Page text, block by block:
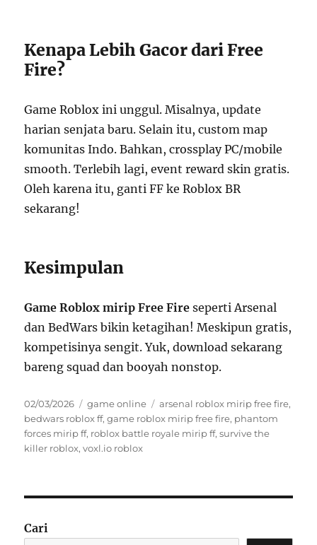
Kenapa Lebih Gacor dari Free
Fire?
Game Roblox ini unggul. Misalnya, update
harian senjata baru. Selain itu, custom map
komunitas Indo. Bahkan, crossplay PC/mobile
smooth. Terlebih lagi, event reward skin gratis.
Oleh karena itu, ganti FF ke Roblox BR
sekarang!
Kesimpulan
Game Roblox mirip Free Fire seperti Arsenal
dan BedWars bikin ketagihan! Meskipun gratis,
kompetisinya sengit. Yuk, download sekarang
bareng squad dan booyah nonstop.
Posted
on
02/03/2026 Categories
game online Tags
arsenal roblox mirip free fire,
bedwars roblox ff,game roblox mirip free fire, phantom
forces mirip ff, roblox battle royale mirip ff,survive the
killer roblox,voxl.io roblox
Cari